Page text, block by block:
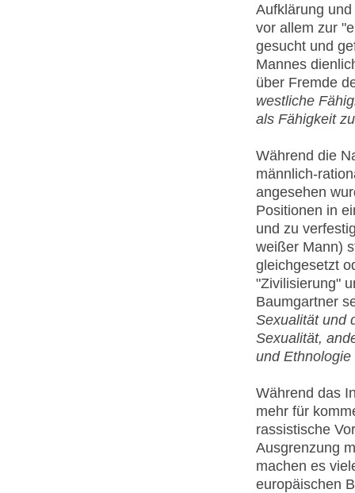
Aufklärung
vor allem zur
gesucht und
Mannes
über Fremde
westliche
als Fähigkeit
Während die
männlich-
angesehen
Positionen in
und zu
weißer Mann)
gleichgesetzt
"Zivilisierung"
Baumgartner
Sexualität und
Sexualität,
und
Während das
mehr für
rassistische
Ausgrenzung
machen es
europäischen